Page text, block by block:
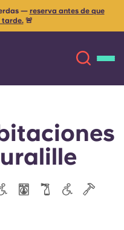
Español
— reserva antes de que
tarde.🚨